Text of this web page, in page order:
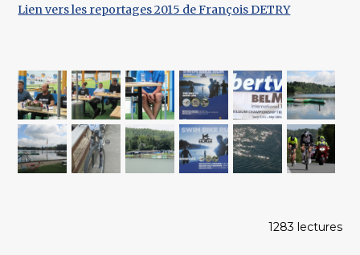
Lien vers les reportages 2015 de François DETRY
1283 lectures